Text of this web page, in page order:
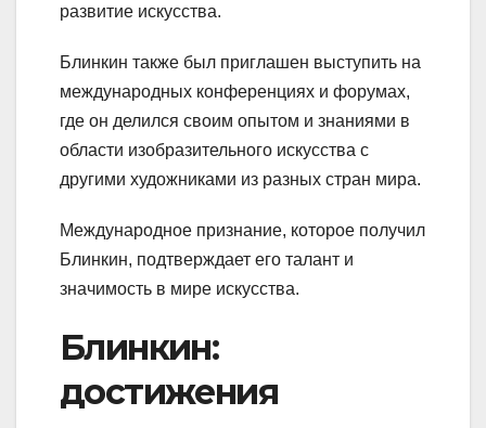
развитие искусства.
Блинкин также был приглашен выступить на
международных конференциях и форумах,
где он делился своим опытом и знаниями в
области изобразительного искусства с
другими художниками из разных стран мира.
Международное признание, которое получил
Блинкин, подтверждает его талант и
значимость в мире искусства.
Блинкин:
достижения